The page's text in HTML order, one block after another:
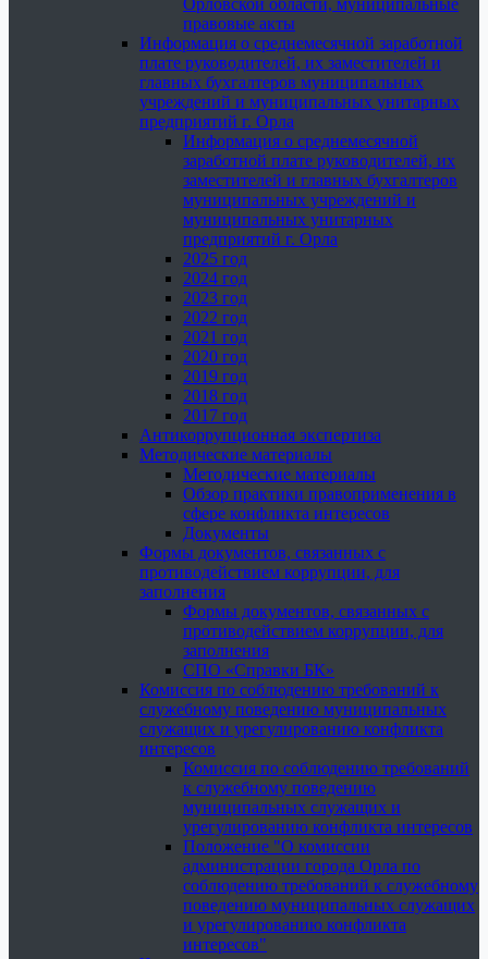
Орловской области, муниципальные
правовые акты
Информация о среднемесячной заработной
плате руководителей, их заместителей и
главных бухгалтеров муниципальных
учреждений и муниципальных унитарных
предприятий г. Орла
Информация о среднемесячной
заработной плате руководителей, их
заместителей и главных бухгалтеров
муниципальных учреждений и
муниципальных унитарных
предприятий г. Орла
2025 год
2024 год
2023 год
2022 год
2021 год
2020 год
2019 год
2018 год
2017 год
Антикоррупционная экспертиза
Методические материалы
Методические материалы
Обзор практики правоприменения в
сфере конфликта интересов
Документы
Формы документов, связанных с
противодействием коррупции, для
заполнения
Формы документов, связанных с
противодействием коррупции, для
заполнения
СПО «Справки БК»
Комиссия по соблюдению требований к
служебному поведению муниципальных
служащих и урегулированию конфликта
интересов
Комиссия по соблюдению требований
к служебному поведению
муниципальных служащих и
урегулированию конфликта интересов
Положение "О комиссии
администрации города Орла по
соблюдению требований к служебному
поведению муниципальных служащих
и урегулированию конфликта
интересов"